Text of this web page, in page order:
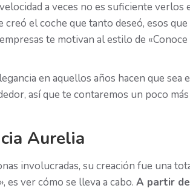
a veces no es suficiente verlos
creó el coche que tanto deseó, esos
te motivan al estilo de
en aquellos años hacen que sea
así que te contaremos un poco
Aurelia
involucradas, su creación fue una
es ver cómo se lleva a cabo. A partir